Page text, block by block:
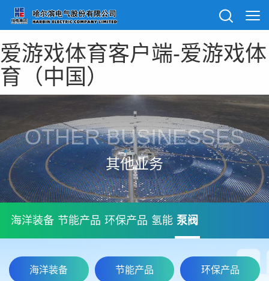
爱游戏体育客户端-爱游戏体
育（中国）
OTHER BUSINESSES
其他业务
海洋装备 节能产品 环保产品 氢能 泵阀
海洋装备 节能产品 环保产品